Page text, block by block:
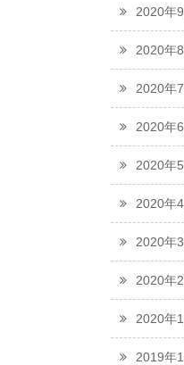
2020年
2020年
2020年
2020年
2020年
2020年
2020年
2020年
2020年
2019年